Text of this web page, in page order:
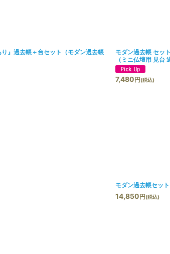
』過去帳＋台セット（モダン過去帳
モダン過去帳 セッ
（ミニ仏壇用 見台
7,480 円 (税込)
モダン過去帳セッ
14,850 円 (税込)